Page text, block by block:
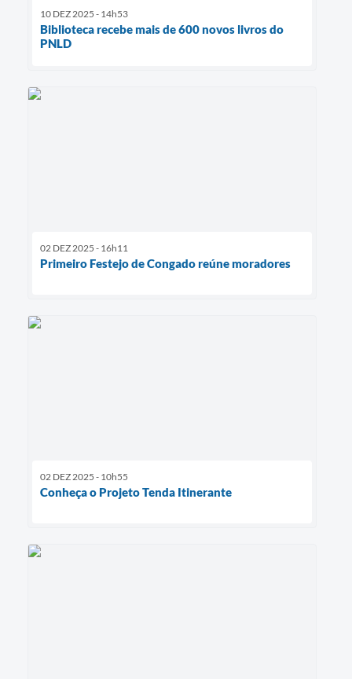
10 DEZ 2025 - 14h53
Biblioteca recebe mais de 600 novos livros do
PNLD
02 DEZ 2025 - 16h11
Primeiro Festejo de Congado reúne moradores
02 DEZ 2025 - 10h55
Conheça o Projeto Tenda Itinerante